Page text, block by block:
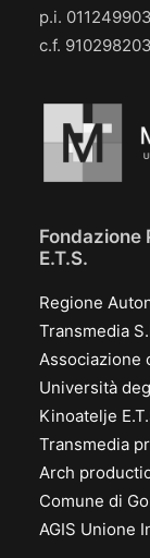
p.i.
c.f.
Fondazione
E.T.S.
Regione
Transmedia
Associazione
Università
Kinoatelje
Transmedia
Arch
Comune di
AGIS Unione